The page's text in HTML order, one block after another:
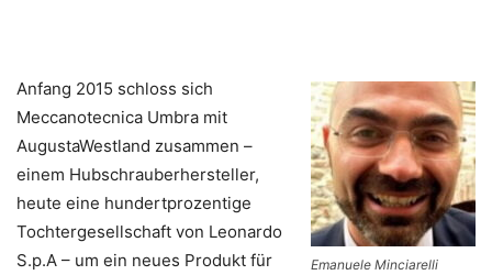
Emanuele Minciarelli
Anfang 2015 schloss sich
Meccanotecnica Umbra mit
AugustaWestland zusammen –
einem Hubschrauberhersteller,
heute eine hundertprozentige
Tochtergesellschaft von Leonardo
S.p.A – um ein neues Produkt für